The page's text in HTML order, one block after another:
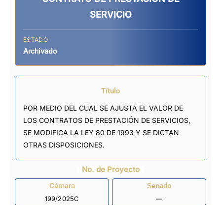
SERVICIO
ESTADO
Archivado
Título
POR MEDIO DEL CUAL SE AJUSTA EL VALOR DE
LOS CONTRATOS DE PRESTACIÓN DE SERVICIOS,
SE MODIFICA LA LEY 80 DE 1993 Y SE DICTAN
OTRAS DISPOSICIONES.
No. de Proyecto
Cámara
199/2025C
Senado
—